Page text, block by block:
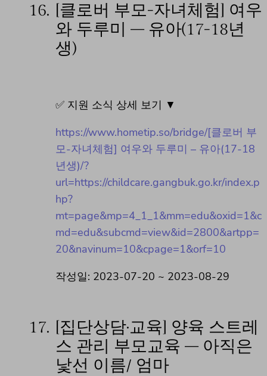
16.
[클로버 부모-자녀체험] 여우
와 두루미 – 유아(17-18년
생)
✅ 지원 소식 상세 보기 ▼
https://www.hometip.so/bridge/[클로버 부
모-자녀체험] 여우와 두루미 – 유아(17-18
년생)/?
url=https://childcare.gangbuk.go.kr/index.p
hp?
mt=page&mp=4_1_1&mm=edu&oxid=1&c
md=edu&subcmd=view&id=2800&artpp=
20&navinum=10&cpage=1&orf=10
작성일: 2023-07-20 ~ 2023-08-29
17. [집단상담·교육] 양육 스트레
스 관리 부모교육 – 아직은
낯선 이름/ 엄마